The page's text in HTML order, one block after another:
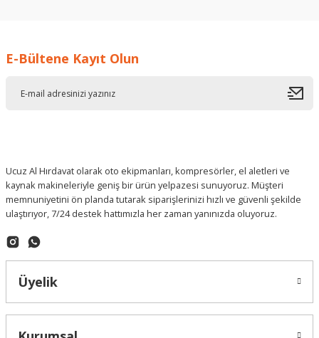
Deneyimini Paylaş
E-Bültene Kayıt Olun
Ucuz Al Hırdavat olarak oto ekipmanları, kompresörler, el aletleri ve
kaynak makineleriyle geniş bir ürün yelpazesi sunuyoruz. Müşteri
memnuniyetini ön planda tutarak siparişlerinizi hızlı ve güvenli şekilde
ulaştırıyor, 7/24 destek hattımızla her zaman yanınızda oluyoruz.
Üyelik